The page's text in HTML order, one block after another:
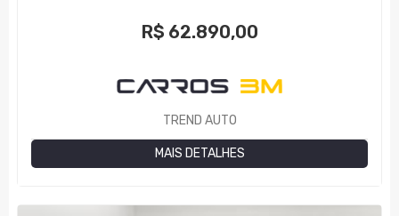
R$ 62.890,00
TREND AUTO
MAIS DETALHES